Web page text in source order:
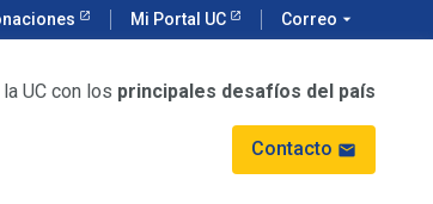
Mi Portal UC Correo arrow_drop_down
UC con los principales desafíos del país
Contacto mail